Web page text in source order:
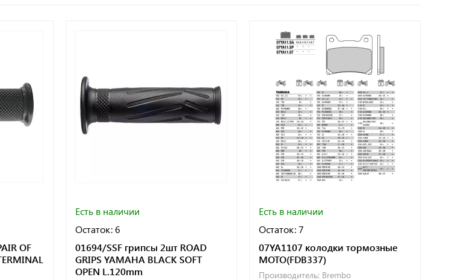
OF
Есть в наличии
Остаток: 6
01694/SSF грипсы 2шт ROAD
GRIPS YAMAHA BLACK SOFT
OPEN L.120mm
Есть в наличии
Остаток: 7
07YA1107 колодки тормозные
МОТО(FDB337)
Производитель: Brembo